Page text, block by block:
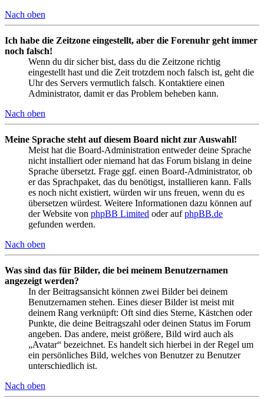
Nach oben
Ich habe die Zeitzone eingestellt, aber die Forenuhr geht immer
noch falsch!
Wenn du dir sicher bist, dass du die Zeitzone richtig
eingestellt hast und die Zeit trotzdem noch falsch ist, geht die
Uhr des Servers vermutlich falsch. Kontaktiere einen
Administrator, damit er das Problem beheben kann.
Nach oben
Meine Sprache steht auf diesem Board nicht zur Auswahl!
Meist hat die Board-Administration entweder deine Sprache
nicht installiert oder niemand hat das Forum bislang in deine
Sprache übersetzt. Frage ggf. einen Board-Administrator, ob
er das Sprachpaket, das du benötigst, installieren kann. Falls
es noch nicht existiert, würden wir uns freuen, wenn du es
übersetzen würdest. Weitere Informationen dazu können auf
der Website von phpBB Limited oder aufphpBB.de
gefunden werden.
Nach oben
Was sind das für Bilder, die bei meinem Benutzernamen
angezeigt werden?
In der Beitragsansicht können zwei Bilder bei deinem
Benutzernamen stehen. Eines dieser Bilder ist meist mit
deinem Rang verknüpft: Oft sind dies Sterne, Kästchen oder
Punkte, die deine Beitragszahl oder deinen Status im Forum
angeben. Das andere, meist größere, Bild wird auch als
„Avatar“ bezeichnet. Es handelt sich hierbei in der Regel um
ein persönliches Bild, welches von Benutzer zu Benutzer
unterschiedlich ist.
Nach oben